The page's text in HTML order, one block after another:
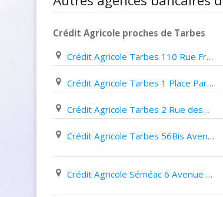
Crédit Agricole proches de Tarbes
Crédit Agricole Tarbes 110 Rue Franc Pommies
Crédit Agricole Tarbes 1 Place Parmentier
Crédit Agricole Tarbes 2 Rue despourrins
Crédit Agricole Tarbes 56Bis Avenue Alsace Lorraine
Crédit Agricole Séméac 6 Avenue François Mitterrand